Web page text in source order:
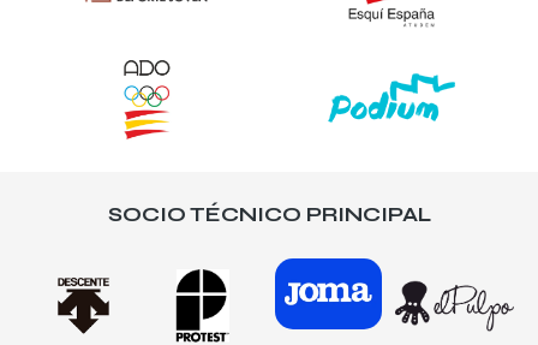
SOCIO TÉCNICO PRINCIPAL